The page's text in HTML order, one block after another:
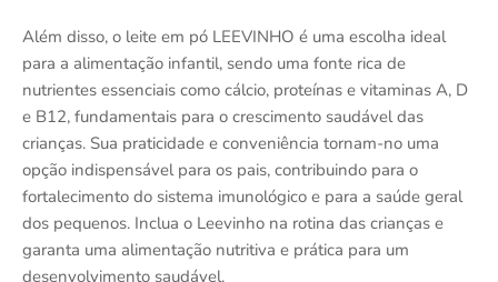
Além disso, o leite em pó LEEVINHO é uma escolha ideal
para a alimentação infantil, sendo uma fonte rica de
nutrientes essenciais como cálcio, proteínas e vitaminas A, D
e B12, fundamentais para o crescimento saudável das
crianças. Sua praticidade e conveniência tornam-no uma
opção indispensável para os pais, contribuindo para o
fortalecimento do sistema imunológico e para a saúde geral
dos pequenos. Inclua o Leevinho na rotina das crianças e
garanta uma alimentação nutritiva e prática para um
desenvolvimento saudável.